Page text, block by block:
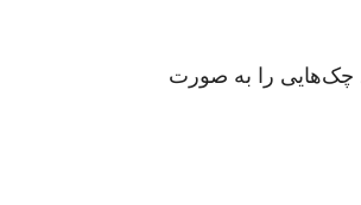
چک‌هایی را به صورت